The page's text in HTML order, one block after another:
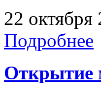
22 октября
Подробнее
Открытие